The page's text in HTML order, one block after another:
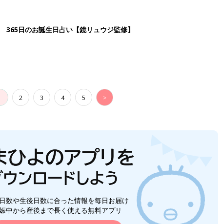
日のお誕生日占い【鏡リュウジ監修】
2 3 4 5 >
数や生後日数に合った情報を毎日お届け
中から産後まで長く使える無料アプリ